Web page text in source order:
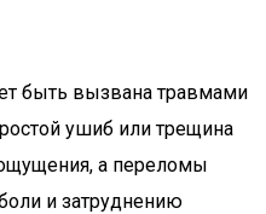
быть вызвана травмами
ушиб или трещина
а переломы
и затруднению